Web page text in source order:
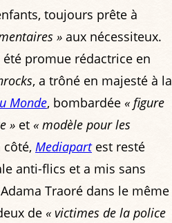
toujours prête à
» aux nécessiteux.
promue rédactrice en
, a trôné en majesté à la
Monde, bombardée « figure
» et « modèle pour les
côté, Mediapartest resté
anti-flics et a mis sans
Traoré dans le même
de « victimes de la police